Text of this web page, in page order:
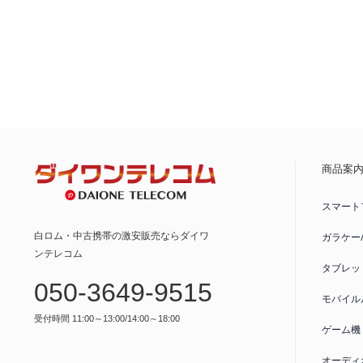
白ロム・中古携帯の激安販売ならダイワ
ンテレコム
050-3649-9515
受付時間 11:00～13:00/14:00～18:00
商品案内
スマー
ガラケ
タブレッ
モバイ
ゲーム機
オーデ